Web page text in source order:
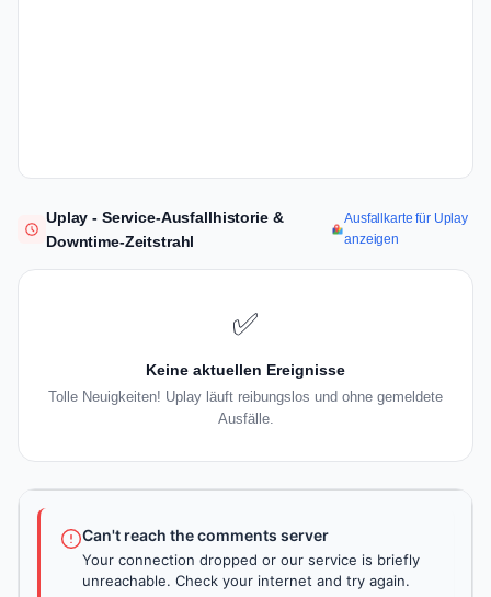
Uplay - Service-Ausfallhistorie &
Downtime-Zeitstrahl
Ausfallkarte für Uplay
anzeigen
✅
Keine aktuellen Ereignisse
Tolle Neuigkeiten! Uplay läuft reibungslos und ohne gemeldete
Ausfälle.
Can't reach the comments server
Your connection dropped or our service is briefly
unreachable. Check your internet and try again.